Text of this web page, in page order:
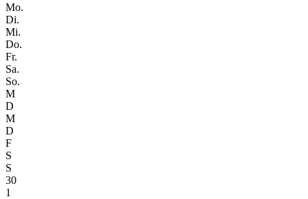
Mo.
Di.
Mi.
Do.
Fr.
Sa.
So.
M
D
M
D
F
S
S
30
1